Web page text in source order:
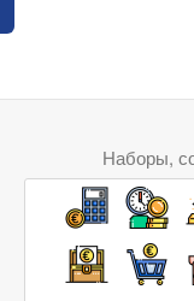
Наборы,